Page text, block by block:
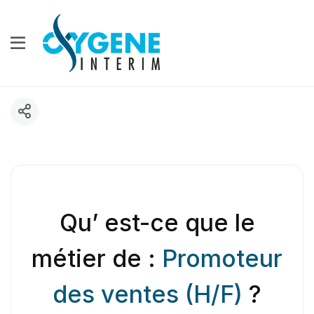
Qu’ est-ce que le
métier de : Promoteur
des ventes (H/F) ?